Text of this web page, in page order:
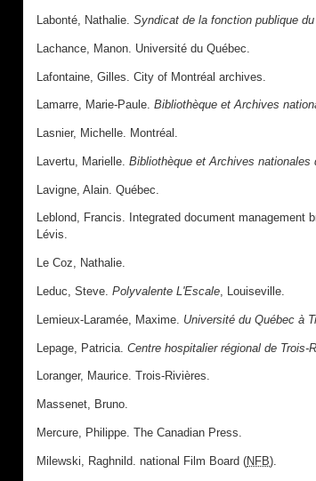
Labonté, Nathalie. Syndicat de la fonction publique
Lachance, Manon. Université du Québec.
Lafontaine, Gilles. City of Montréal archives.
Lamarre, Marie-Paule. Bibliothèque et Archives
Lasnier, Michelle. Montréal.
Lavertu, Marielle. Bibliothèque et Archives nationales
Lavigne, Alain. Québec.
Leblond, Francis. Integrated document management
Lévis.
Le Coz, Nathalie.
Leduc, Steve. Polyvalente L'Escale, Louiseville.
Lemieux-Laramée, Maxime. Université du Québec à
Lepage, Patricia. Centre hospitalier régional de Trois-
Loranger, Maurice. Trois-Rivières.
Massenet, Bruno.
Mercure, Philippe. The Canadian Press.
Milewski, Raghnild. national Film Board (NFB).